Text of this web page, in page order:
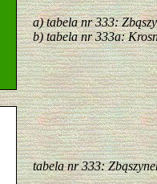
a) tabela nr 333:
b) tabela nr 333a:
tabela nr 333: